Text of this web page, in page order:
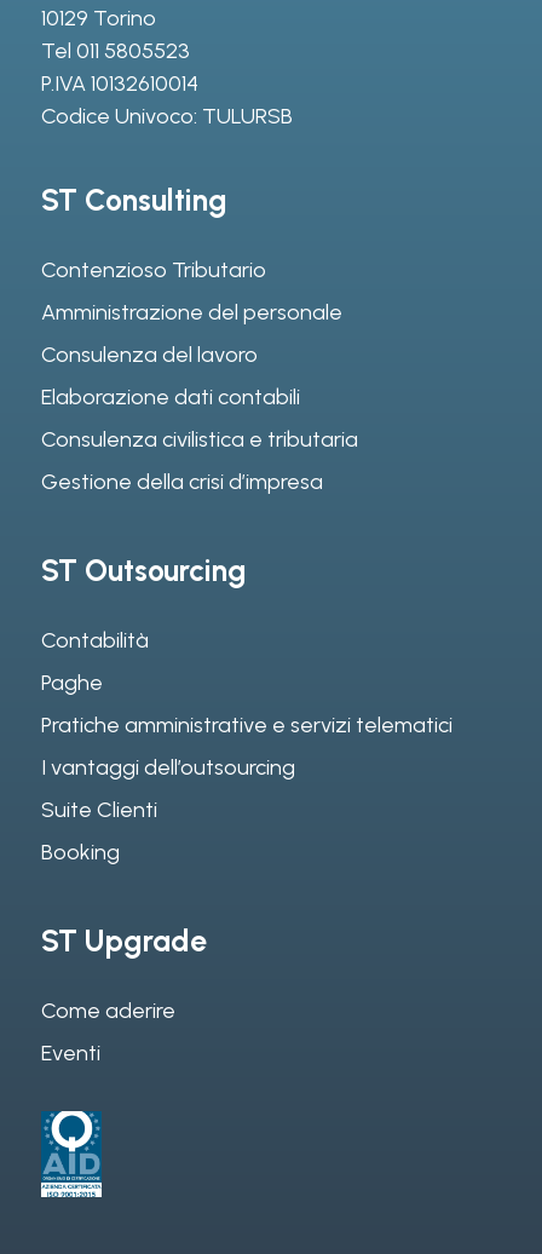
10129 Torino
Tel 011 5805523
P.IVA 10132610014
Codice Univoco: TULURSB
ST Consulting
Contenzioso Tributario
Amministrazione del personale
Consulenza del lavoro
Elaborazione dati contabili
Consulenza civilistica e tributaria
Gestione della crisi d’impresa
ST Outsourcing
Contabilità
Paghe
Pratiche amministrative e servizi telematici
I vantaggi dell’outsourcing
Suite Clienti
Booking
ST Upgrade
Come aderire
Eventi